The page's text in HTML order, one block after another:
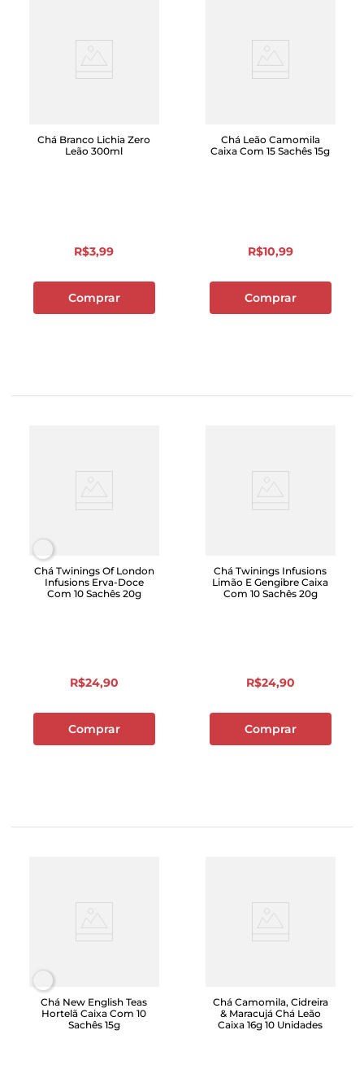
Chá Branco Lichia Zero
Leão 300ml
R$3,99
Comprar
Chá Leão Camomila
Caixa Com 15 Sachês 15g
R$10,99
Comprar
Chá Twinings Of London
Infusions Erva-Doce
Com 10 Sachês 20g
R$24,90
Comprar
Chá Twinings Infusions
Limão E Gengibre Caixa
Com 10 Sachês 20g
R$24,90
Comprar
Chá New English Teas
Hortelã Caixa Com 10
Sachês 15g
Chá Camomila, Cidreira
& Maracujá Chá Leão
Caixa 16g 10 Unidades